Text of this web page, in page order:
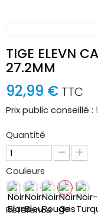
TIGE ELEVN
27.2MM
92,99 € TTC
Prix public conseillé :
Quantité
Couleurs
Référence